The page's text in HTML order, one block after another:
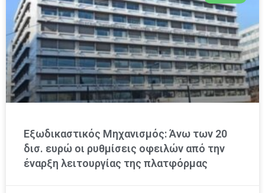
Εξωδικαστικός Μηχανισμός: Άνω των 20
δισ. ευρώ οι ρυθμίσεις οφειλών από την
έναρξη λειτουργίας της πλατφόρμας